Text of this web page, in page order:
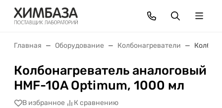
Главная Оборудование Колбонагреватели
Колбонагреватель аналоговый
HMF-10A Optimum, 1000 мл
В избранное К сравнению